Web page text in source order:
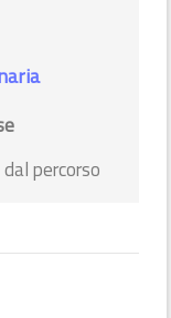
percorso